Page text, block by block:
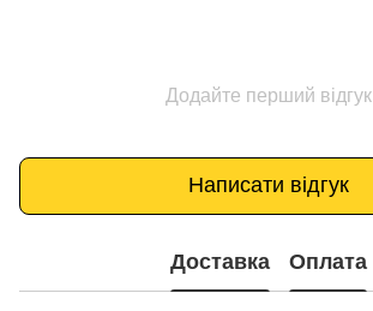
Додайте перший відгук
Написати відгук
Доставка Оплата